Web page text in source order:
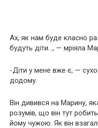
Ах, як нам буде класно
будуть діти…, — мріяла
-Діти у мене вже є, —
додому.
Він дивився на Марину,
розумів, що він тут
йому чужою. Як він